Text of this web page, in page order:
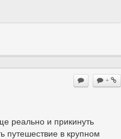
+
реально и прикинуть
путешествие в крупном